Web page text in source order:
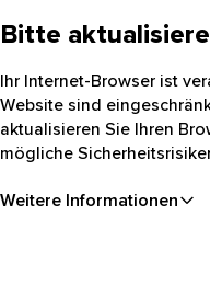
Bitte
Ihr Internet-Browser ist
Website sind
aktualisieren Sie Ihren
mögliche
Weitere Informationen